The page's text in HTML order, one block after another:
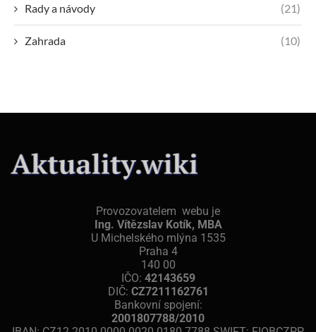
Rady a návody (21)
Zahrada (10)
Provozovatelem webu je
Ing. Vítězslav Kotík, MBA
U Michelského mlýna 1535
Praha 4
140 00
IČO: 42143659
DIČ: CZ7211162761
Bankovní spojení:
2001807788/2010